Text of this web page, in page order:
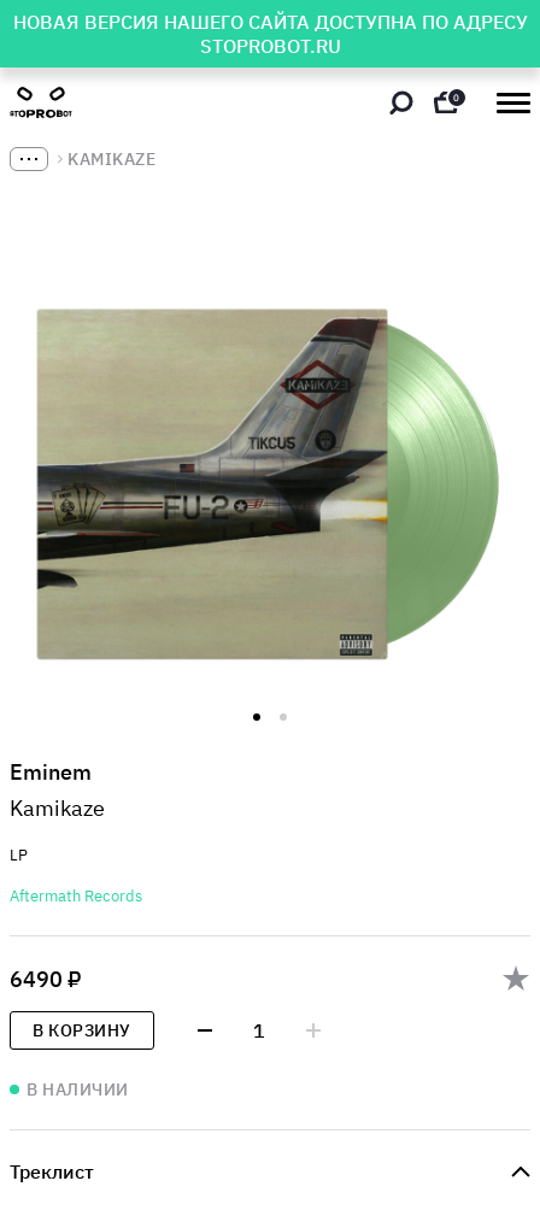
НОВАЯ ВЕРСИЯ НАШЕГО САЙТА ДОСТУПНА ПО АДРЕСУ
STOPROBOT.RU
0
KAMIKAZE
Eminem
Kamikaze
LP
Aftermath Records
6490 ₽
В КОРЗИНУ 1
В НАЛИЧИИ
Треклист